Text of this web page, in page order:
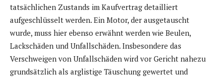
tatsächlichen Zustands im Kaufvertrag detailliert
aufgeschlüsselt werden. Ein Motor, der ausgetauscht
wurde, muss hier ebenso erwähnt werden wie Beulen,
Lackschäden und Unfallschäden. Insbesondere das
Verschweigen von Unfallschäden wird vor Gericht nahezu
grundsätzlich als arglistige Täuschung gewertet und